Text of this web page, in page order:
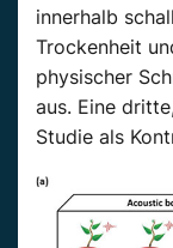
innerhalb
Trockenheit
physischer
aus. Eine
Studie als